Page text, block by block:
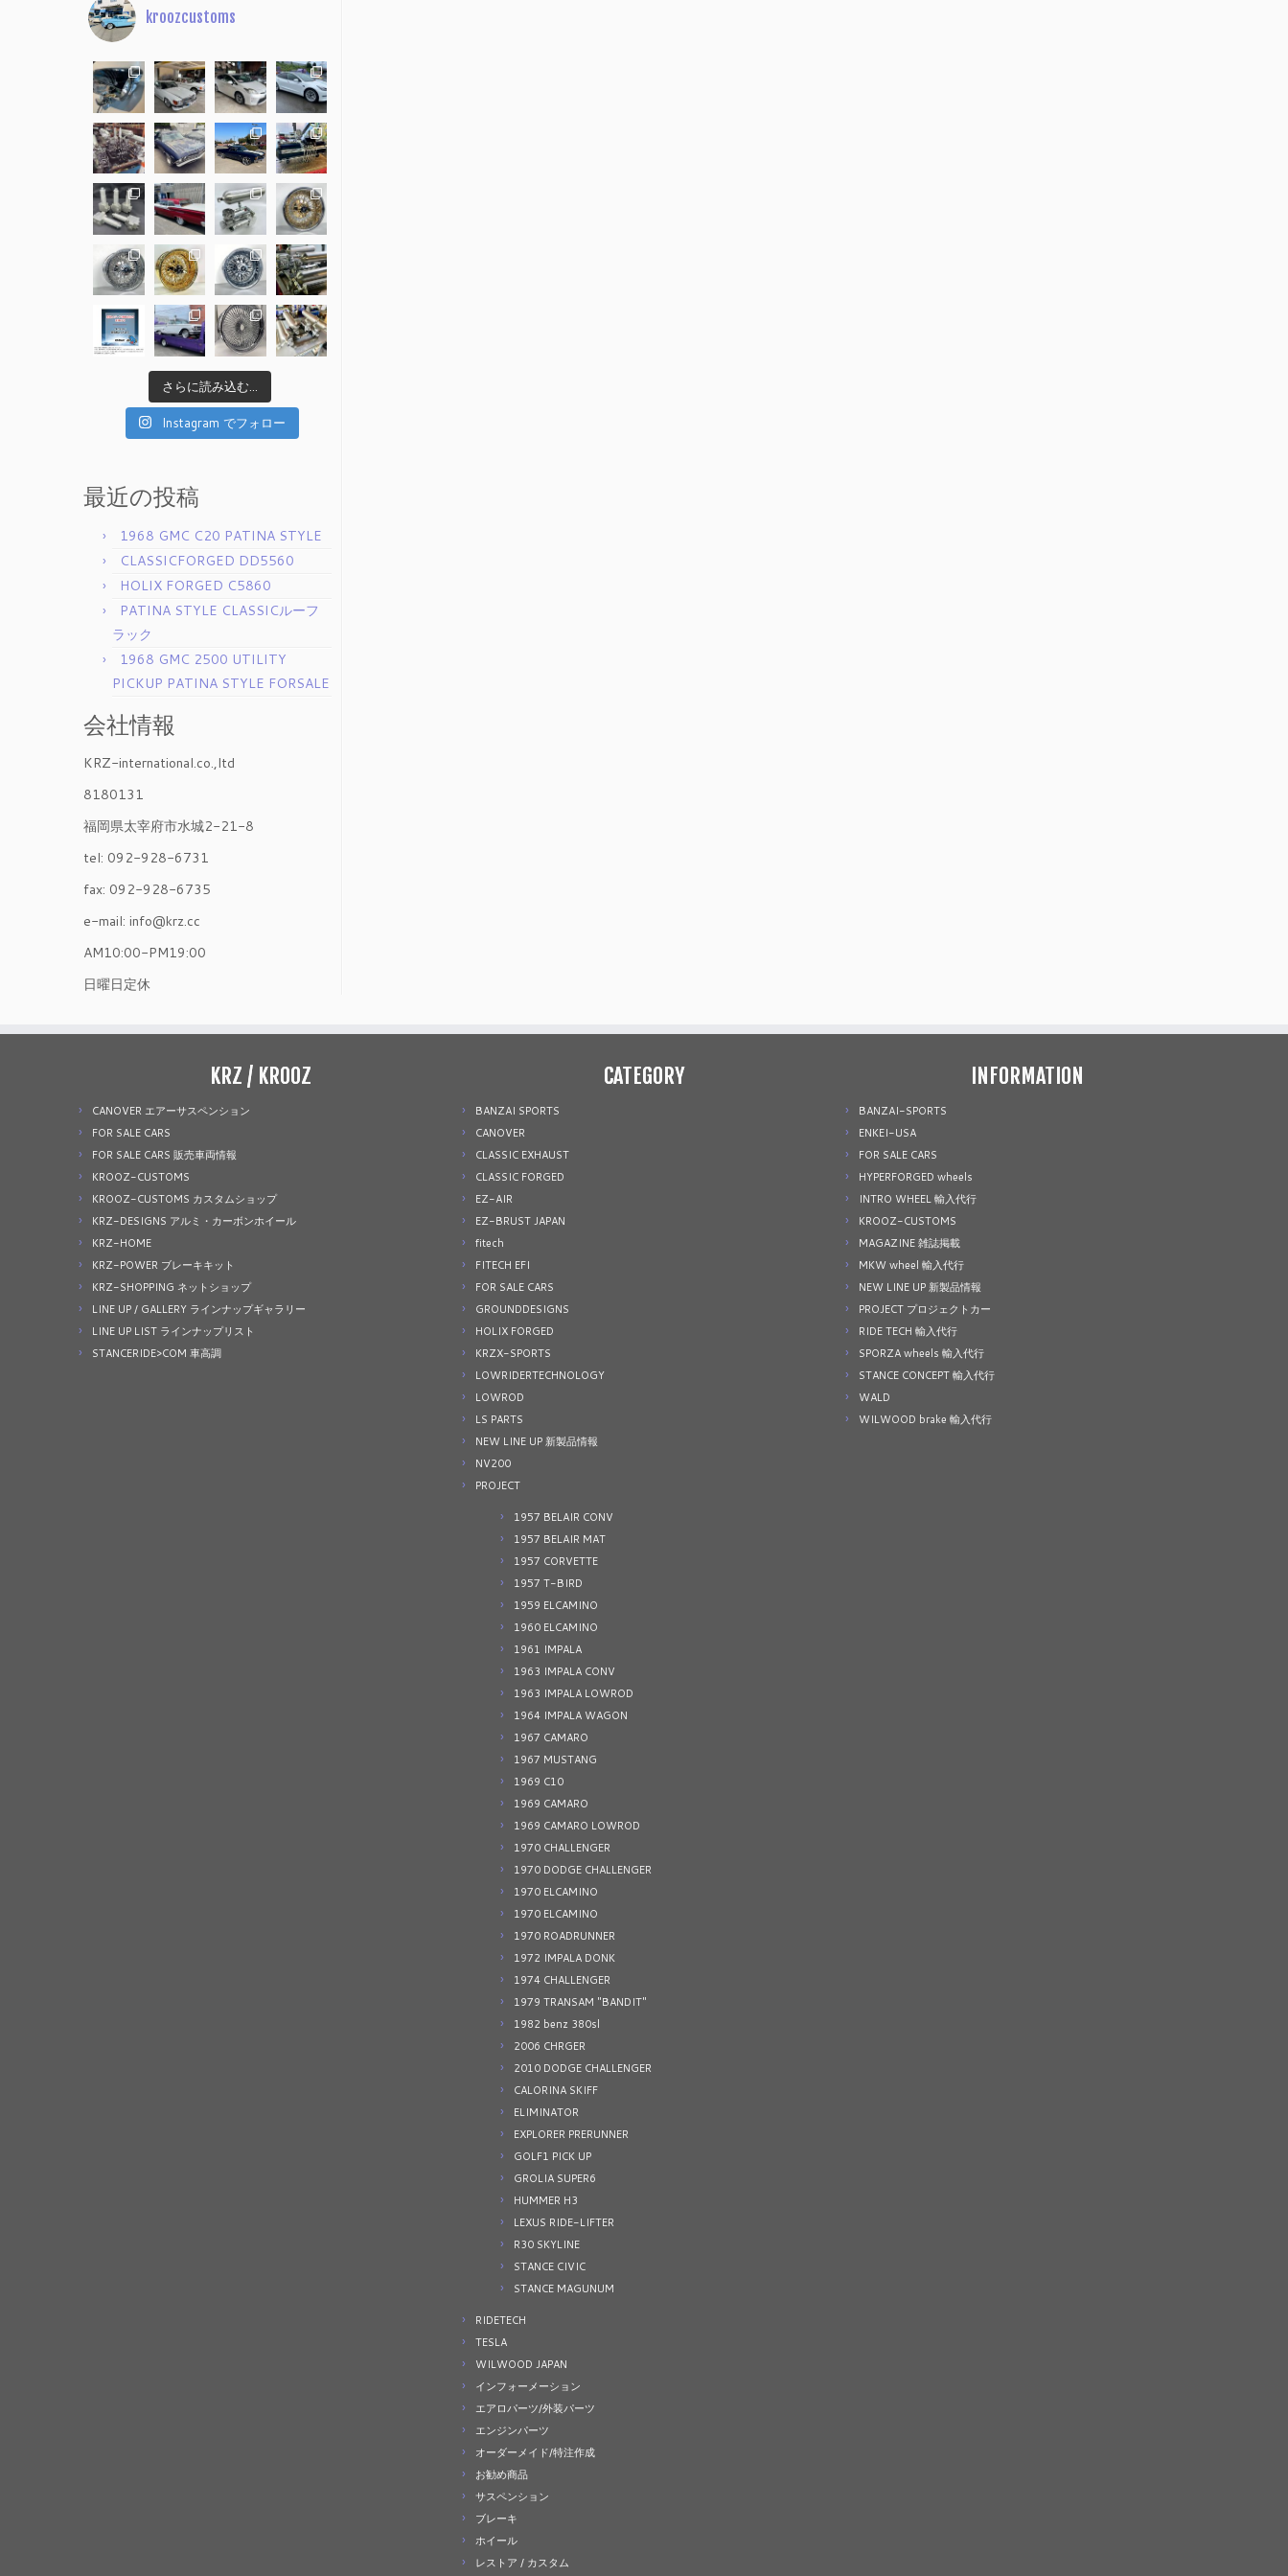
kroozcustoms
さらに読み込む...
Instagram でフォロー
最近の投稿
1968 GMC C20 PATINA STYLE
CLASSICFORGED DD5560
HOLIX FORGED C5860
PATINA STYLE CLASSICルーフ
ラック
1968 GMC 2500 UTILITY
PICKUP PATINA STYLE FORSALE
会社情報
KRZ-international.co.,ltd
8180131
福岡県太宰府市水城2-21-8
tel: 092-928-6731
fax: 092-928-6735
e-mail: info@krz.cc
AM10:00-PM19:00
日曜日定休
KRZ / KROOZ
CANOVER エアーサスペンション
FOR SALE CARS
FOR SALE CARS 販売車両情報
KROOZ-CUSTOMS
KROOZ-CUSTOMS カスタムショップ
KRZ-DESIGNS アルミ・カーボンホイール
KRZ-HOME
KRZ-POWER ブレーキキット
KRZ-SHOPPING ネットショップ
LINE UP / GALLERY ラインナップギャラリー
LINE UP LIST ラインナップリスト
STANCERIDE>COM 車高調
CATEGORY
BANZAI SPORTS
CANOVER
CLASSIC EXHAUST
CLASSIC FORGED
EZ-AIR
EZ-BRUST JAPAN
fitech
FITECH EFI
FOR SALE CARS
GROUNDDESIGNS
HOLIX FORGED
KRZX-SPORTS
LOWRIDERTECHNOLOGY
LOWROD
LS PARTS
NEW LINE UP 新製品情報
NV200
PROJECT
1957 BELAIR CONV
1957 BELAIR MAT
1957 CORVETTE
1957 T-BIRD
1959 ELCAMINO
1960 ELCAMINO
1961 IMPALA
1963 IMPALA CONV
1963 IMPALA LOWROD
1964 IMPALA WAGON
1967 CAMARO
1967 MUSTANG
1969 C10
1969 CAMARO
1969 CAMARO LOWROD
1970 CHALLENGER
1970 DODGE CHALLENGER
1970 ELCAMINO
1970 ELCAMINO
1970 ROADRUNNER
1972 IMPALA DONK
1974 CHALLENGER
1979 TRANSAM "BANDIT"
1982 benz 380sl
2006 CHRGER
2010 DODGE CHALLENGER
CALORINA SKIFF
ELIMINATOR
EXPLORER PRERUNNER
GOLF1 PICK UP
GROLIA SUPER6
HUMMER H3
LEXUS RIDE-LIFTER
R30 SKYLINE
STANCE CIVIC
STANCE MAGUNUM
RIDETECH
TESLA
WILWOOD JAPAN
インフォーメーション
エアロパーツ/外装パーツ
エンジンパーツ
オーダーメイド/特注作成
お勧め商品
サスペンション
ブレーキ
ホイール
レストア / カスタム
INFORMATION
BANZAI-SPORTS
ENKEI-USA
FOR SALE CARS
HYPERFORGED wheels
INTRO WHEEL 輸入代行
KROOZ-CUSTOMS
MAGAZINE 雑誌掲載
MKW wheel 輸入代行
NEW LINE UP 新製品情報
PROJECT プロジェクトカー
RIDE TECH 輸入代行
SPORZA wheels 輸入代行
STANCE CONCEPT 輸入代行
WALD
WILWOOD brake 輸入代行